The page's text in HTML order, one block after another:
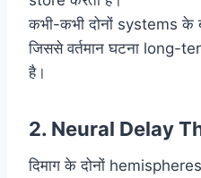
कभी-कभी दोनों systems के
जिससे वर्तमान घटना long-
है।
2. Neural Delay
दिमाग के दोनों